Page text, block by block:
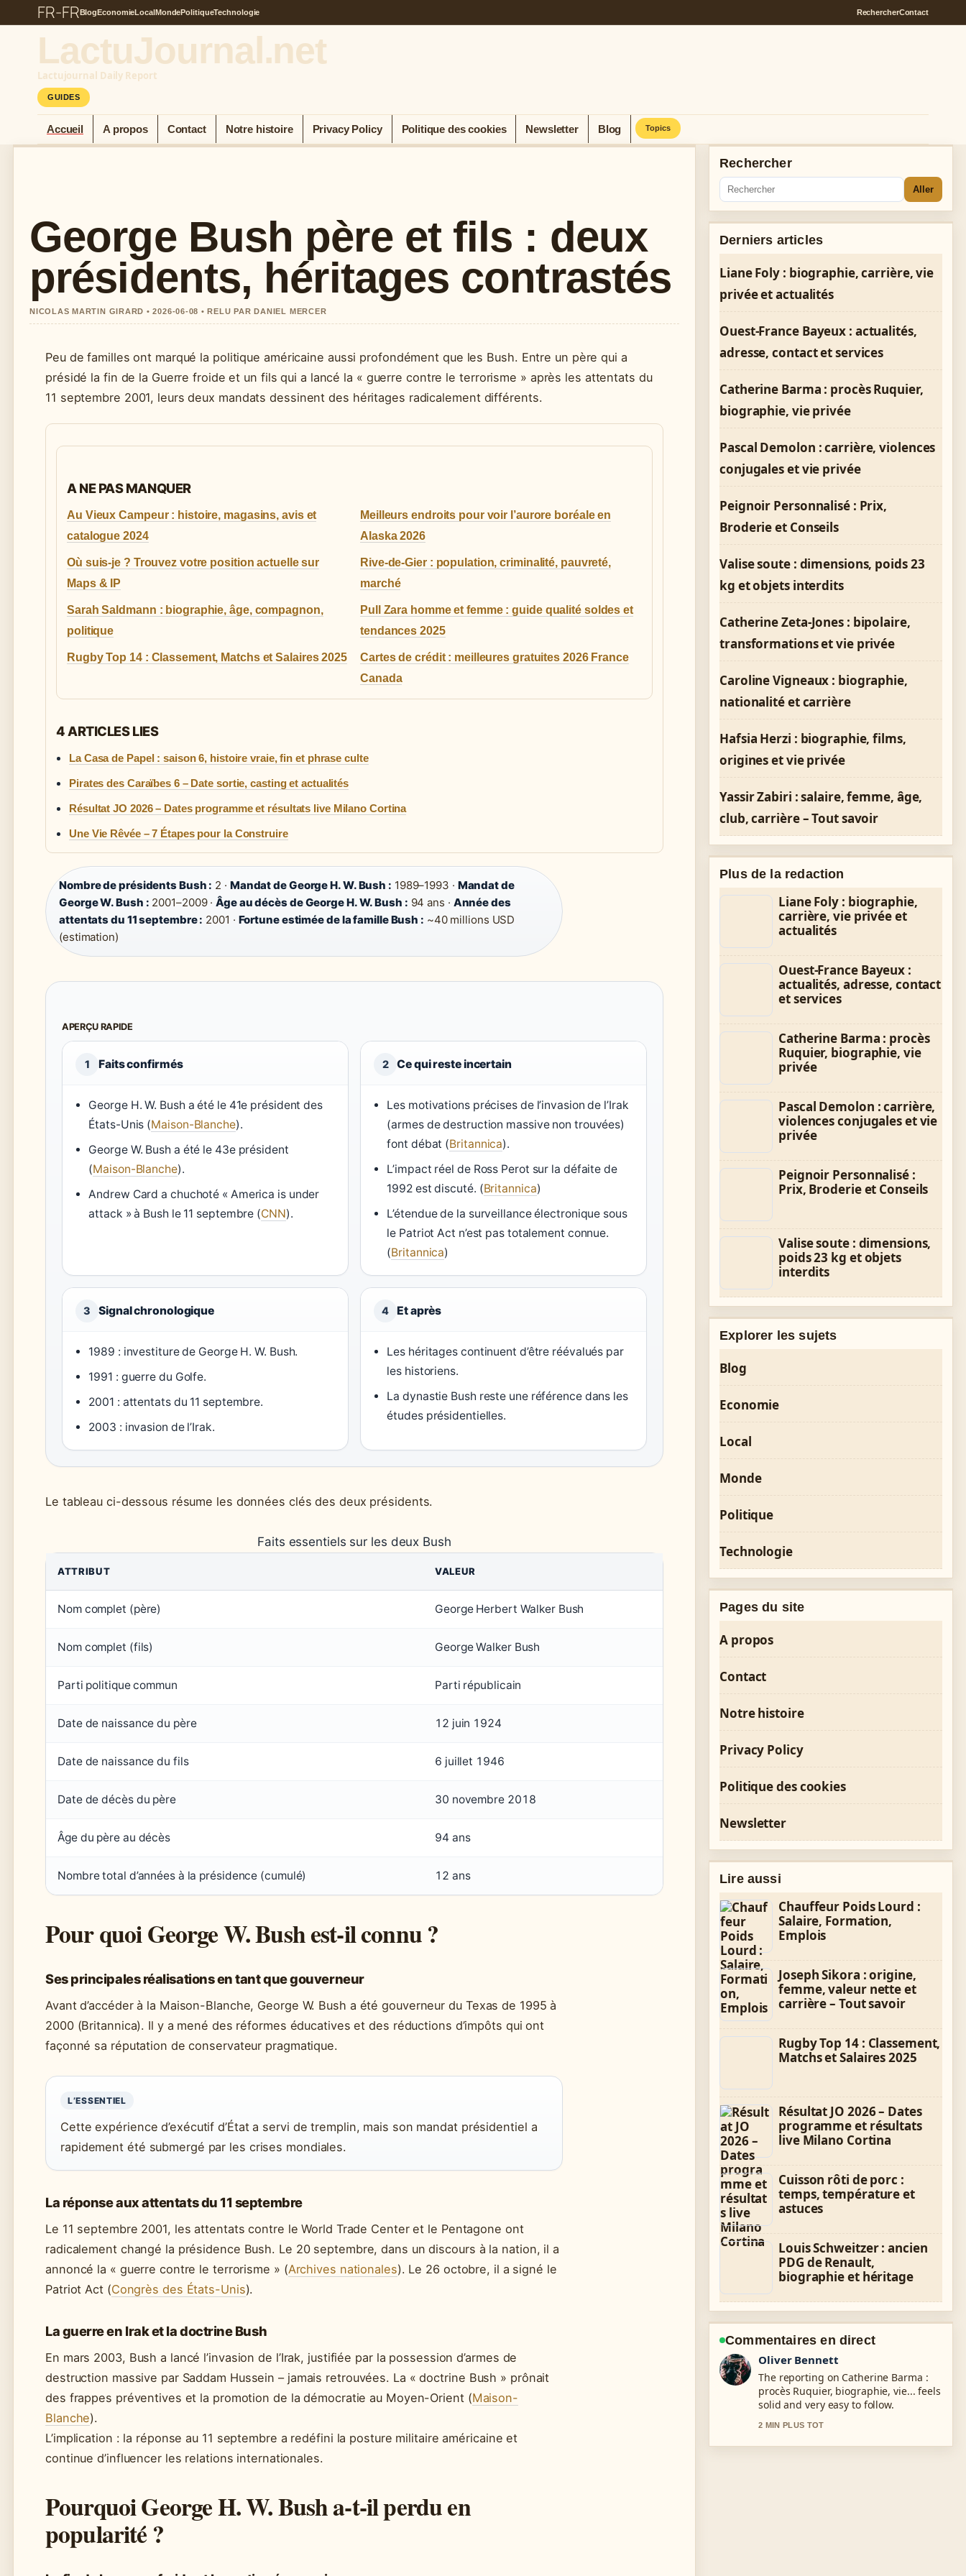
FR-FRBlogEconomieLocalMondePolitiqueTechnologie RechercherContact
LactuJournal.net
Lactujournal Daily Report
GUIDES
Accueil A propos Contact Notre histoire Privacy Policy Politique des cookies Newsletter Blog Topics
George Bush père et fils : deux
présidents, héritages contrastés
NICOLAS MARTIN GIRARD • 2026-06-08 • RELU PAR DANIEL MERCER
Peu de familles ont marqué la politique américaine aussi profondément que les Bush. Entre un père qui a
présidé la fin de la Guerre froide et un fils qui a lancé la « guerre contre le terrorisme » après les attentats du
11 septembre 2001, leurs deux mandats dessinent des héritages radicalement différents.
A NE PAS MANQUER
Au Vieux Campeur : histoire, magasins, avis et
catalogue 2024
Meilleurs endroits pour voir l’aurore boréale en
Alaska 2026
Où suis-je ? Trouvez votre position actuelle sur
Maps & IP
Rive-de-Gier : population, criminalité, pauvreté,
marché
Sarah Saldmann : biographie, âge, compagnon,
politique
Pull Zara homme et femme : guide qualité soldes et
tendances 2025
Rugby Top 14 : Classement, Matchs et Salaires 2025
Cartes de crédit : meilleures gratuites 2026 France
Canada
4 ARTICLES LIES
La Casa de Papel : saison 6, histoire vraie, fin et phrase culte
Pirates des Caraïbes 6 – Date sortie, casting et actualités
Résultat JO 2026 – Dates programme et résultats live Milano Cortina
Une Vie Rêvée – 7 Étapes pour la Construire
Nombre de présidents Bush : 2 · Mandat de George H. W. Bush : 1989–1993 · Mandat de
George W. Bush : 2001–2009 ·Âge au décès de George H. W. Bush : 94 ans · Année des
attentats du 11 septembre : 2001 · Fortune estimée de la famille Bush : ~40 millions USD
(estimation)
APERÇU RAPIDE
1 Faits confirmés
George H. W. Bush a été le 41e président des
États-Unis (Maison-Blanche).
George W. Bush a été le 43e président
(Maison-Blanche).
Andrew Card a chuchoté « America is under
attack » à Bush le 11 septembre (CNN).
2 Ce qui reste incertain
Les motivations précises de l’invasion de l’Irak
(armes de destruction massive non trouvées)
font débat (Britannica).
L’impact réel de Ross Perot sur la défaite de
1992 est discuté. (Britannica)
L’étendue de la surveillance électronique sous
le Patriot Act n’est pas totalement connue.
(Britannica)
3 Signal chronologique
1989 : investiture de George H. W. Bush.
1991 : guerre du Golfe.
2001 : attentats du 11 septembre.
2003 : invasion de l’Irak.
4 Et après
Les héritages continuent d’être réévalués par
les historiens.
La dynastie Bush reste une référence dans les
études présidentielles.
Le tableau ci-dessous résume les données clés des deux présidents.
Faits essentiels sur les deux Bush
ATTRIBUT VALEUR
Nom complet (père) George Herbert Walker Bush
Nom complet (fils) George Walker Bush
Parti politique commun Parti républicain
Date de naissance du père 12 juin 1924
Date de naissance du fils 6 juillet 1946
Date de décès du père 30 novembre 2018
Âge du père au décès 94 ans
Nombre total d’années à la présidence (cumulé) 12 ans
Pour quoi George W. Bush est-il connu ?
Ses principales réalisations en tant que gouverneur
Avant d’accéder à la Maison-Blanche, George W. Bush a été gouverneur du Texas de 1995 à
2000 (Britannica). Il y a mené des réformes éducatives et des réductions d’impôts qui ont
façonné sa réputation de conservateur pragmatique.
L’ESSENTIEL
Cette expérience d’exécutif d’État a servi de tremplin, mais son mandat présidentiel a
rapidement été submergé par les crises mondiales.
La réponse aux attentats du 11 septembre
Le 11 septembre 2001, les attentats contre le World Trade Center et le Pentagone ont
radicalement changé la présidence Bush. Le 20 septembre, dans un discours à la nation, il a
annoncé la « guerre contre le terrorisme » (Archives nationales). Le 26 octobre, il a signé le
Patriot Act (Congrès des États-Unis).
La guerre en Irak et la doctrine Bush
En mars 2003, Bush a lancé l’invasion de l’Irak, justifiée par la possession d’armes de
destruction massive par Saddam Hussein – jamais retrouvées. La « doctrine Bush » prônait
des frappes préventives et la promotion de la démocratie au Moyen-Orient (Maison-
Blanche).
L’implication : la réponse au 11 septembre a redéfini la posture militaire américaine et
continue d’influencer les relations internationales.
Pourquoi George H. W. Bush a-t-il perdu en
popularité ?
Rechercher
Aller
Derniers articles
Liane Foly : biographie, carrière, vie
privée et actualités
Ouest-France Bayeux : actualités,
adresse, contact et services
Catherine Barma : procès Ruquier,
biographie, vie privée
Pascal Demolon : carrière, violences
conjugales et vie privée
Peignoir Personnalisé : Prix,
Broderie et Conseils
Valise soute : dimensions, poids 23
kg et objets interdits
Catherine Zeta-Jones : bipolaire,
transformations et vie privée
Caroline Vigneaux : biographie,
nationalité et carrière
Hafsia Herzi : biographie, films,
origines et vie privée
Yassir Zabiri : salaire, femme, âge,
club, carrière – Tout savoir
Plus de la redaction
Liane Foly : biographie,
carrière, vie privée et
actualités
Ouest-France Bayeux :
actualités, adresse, contact
et services
Catherine Barma : procès
Ruquier, biographie, vie
privée
Pascal Demolon : carrière,
violences conjugales et vie
privée
Peignoir Personnalisé :
Prix, Broderie et Conseils
Valise soute : dimensions,
poids 23 kg et objets
interdits
Explorer les sujets
Blog
Economie
Local
Monde
Politique
Technologie
Pages du site
A propos
Contact
Notre histoire
Privacy Policy
Politique des cookies
Newsletter
Lire aussi
Chauffeur Poids Lourd :
Salaire, Formation,
Emplois
Joseph Sikora : origine,
femme, valeur nette et
carrière – Tout savoir
Rugby Top 14 : Classement,
Matchs et Salaires 2025
Résultat JO 2026 – Dates
programme et résultats
live Milano Cortina
Cuisson rôti de porc :
temps, température et
astuces
Louis Schweitzer : ancien
PDG de Renault,
biographie et héritage
Commentaires en direct
Ava Reed
Good verification work around Liane
Foly : biographie, carrière, vie
privée.... More outlets should write